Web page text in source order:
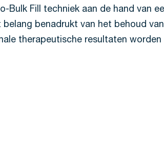
Bulk Fill techniek aan de hand van
belang benadrukt van het behoud
therapeutische resultaten worden